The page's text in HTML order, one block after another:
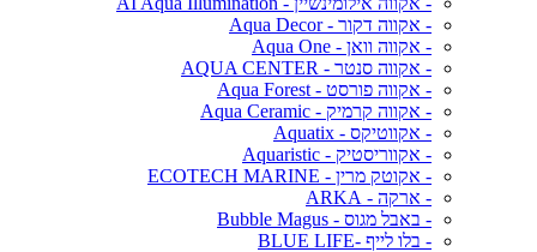
- אקווה דקור - Aqua Decor
- אקווה וואן - Aqua One
- אקווה סנטר - AQUA CENTER
- אקווה פורסט - Aqua Forest
- אקווה קרמיק - Aqua Ceramic
- אקווטיקס - Aquatix
- אקווריסטיק - Aquaristic
- אקוטק מרין - ECOTECH MARINE
- ארקה - ARKA
- באבל מגוס - Bubble Magus
- בלו לייף -BLUE LIFE